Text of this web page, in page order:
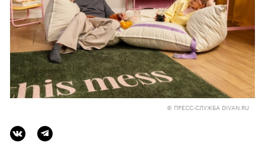
© ПРЕСС-СЛУЖБА DIVAN.RU